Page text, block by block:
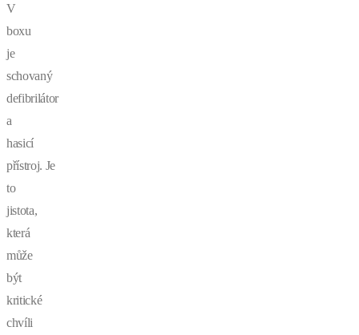
V
boxu
je
schovaný
defibrilátor
a
hasicí
přístroj. Je
to
jistota,
která
může
být
kritické
chvíli